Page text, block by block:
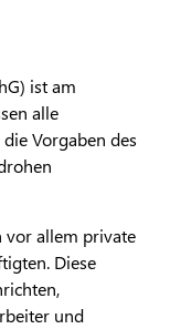
ist am
alle
Vorgaben des
vor allem private
Diese
und